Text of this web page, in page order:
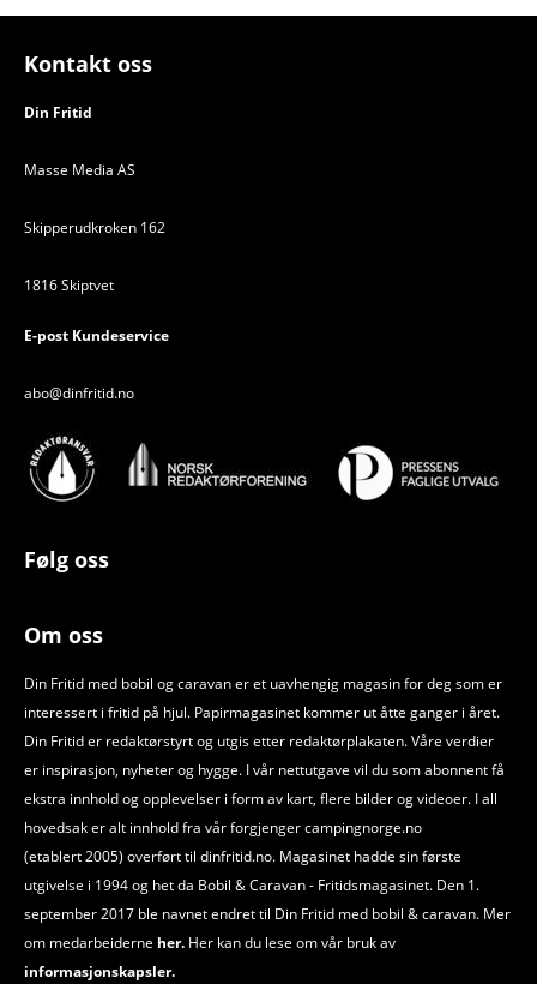
Kontakt oss
Din Fritid
Masse Media AS
Skipperudkroken 162
1816 Skiptvet
E-post Kundeservice
abo@dinfritid.no
Følg oss
Om oss
Din Fritid med bobil og caravan er et uavhengig magasin for deg som er
interessert i fritid på hjul. Papirmagasinet kommer ut åtte ganger i året.
Din Fritid er redaktørstyrt og utgis etter redaktørplakaten. Våre verdier
er inspirasjon, nyheter og hygge. I vår nettutgave vil du som abonnent få
ekstra innhold og opplevelser i form av kart, flere bilder og videoer. I all
hovedsak er alt innhold fra vår forgjenger campingnorge.no
(etablert 2005) overført til dinfritid.no. Magasinet hadde sin første
utgivelse i 1994 og het da Bobil &Caravan - Fritidsmagasinet. Den 1.
september 2017 ble navnet endret til Din Fritid med bobil &caravan. Mer
om medarbeiderne her. Her kan du lese om vår bruk av
informasjonskapsler.